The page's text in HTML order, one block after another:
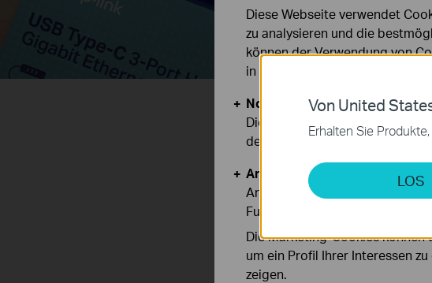
Von United
Erhalten Sie
LOS
Diese Webseite verwendet
zu analysieren und die
können der Verwendung von
in unseren
Notwendige Cookies
Diese Cookies sind zur
deaktiviert werden.
Analyse- und Marketing-Cookies
Analyse-Cookies ermöglichen
Funktionsweise unserer
Die Marketing-Cookies können
um ein Profil Ihrer Interessen
zeigen.